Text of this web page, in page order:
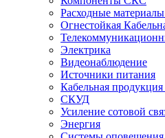
Расходные
Огнестойкая
Электрика
Видеонаблюдение
Источники питания
Кабельная продукция
СКУД
Усиление сотовой
Энергия